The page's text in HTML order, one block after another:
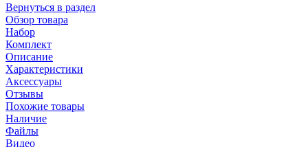
Вернуться в раздел
Обзор товара
Набор
Комплект
Описание
Характеристики
Аксессуары
Отзывы
Похожие товары
Наличие
Файлы
Видео